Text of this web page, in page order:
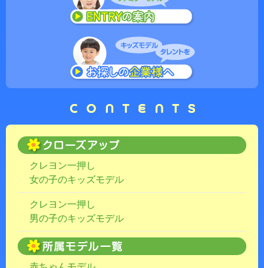
クレヨン一押し
女の子のキッズモデル
クレヨン一押し
男の子のキッズモデル